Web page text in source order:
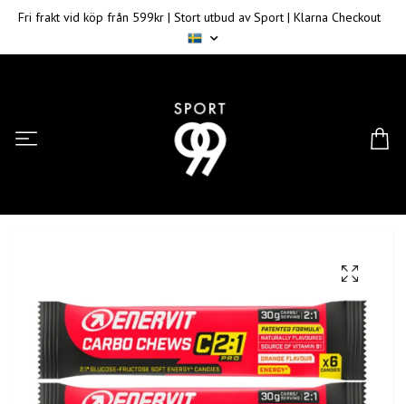
Fri frakt vid köp från 599kr | Stort utbud av Sport | Klarna Checkout